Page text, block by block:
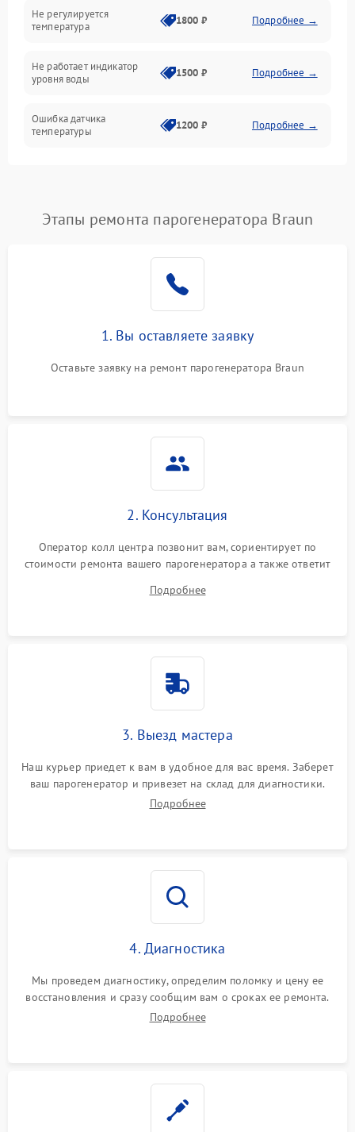
Не регулируется
температура
1800 ₽ Подробнее →
Не работает индикатор
уровня воды
1500 ₽ Подробнее →
Ошибка датчика
температуры
1200 ₽ Подробнее →
Ошибка платы управления Подробнее →
1200 ₽
Не подает пар 1800 ₽ Подробнее →
Этапы ремонта парогенератора Braun
1. Вы оставляете заявку
Оставьте заявку на ремонт парогенератора Braun
2. Консультация
Оператор колл центра позвонит вам, сориентирует по
стоимости ремонта вашего парогенератора а также ответит
Подробнее
3. Выезд мастера
Наш курьер приедет к вам в удобное для вас время. Заберет
ваш парогенератор и привезет на склад для диагностики.
Подробнее
4. Диагностика
Мы проведем диагностику, определим поломку и цену ее
восстановления и сразу сообщим вам о сроках ее ремонта.
Подробнее